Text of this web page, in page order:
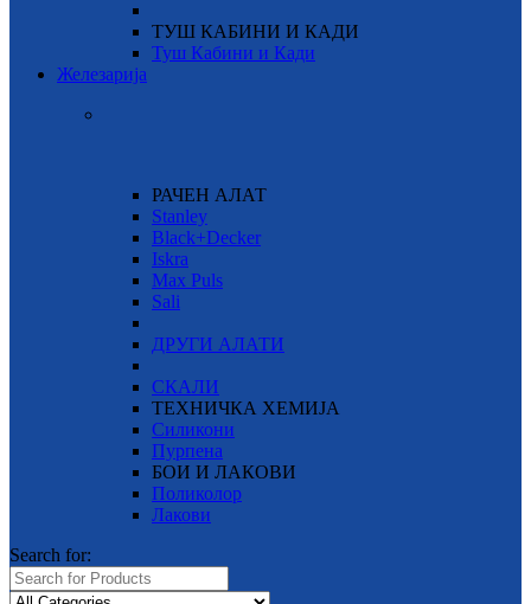
ТУШ КАБИНИ И КАДИ
Туш Кабини и Кади
Железарија
РАЧЕН АЛАТ
Stanley
Black+Decker
Iskra
Max Puls
Sali
ДРУГИ АЛАТИ
СКАЛИ
ТЕХНИЧКА ХЕМИЈА
Силикони
Пурпена
БОИ И ЛАКОВИ
Поликолор
Лакови
Search for: